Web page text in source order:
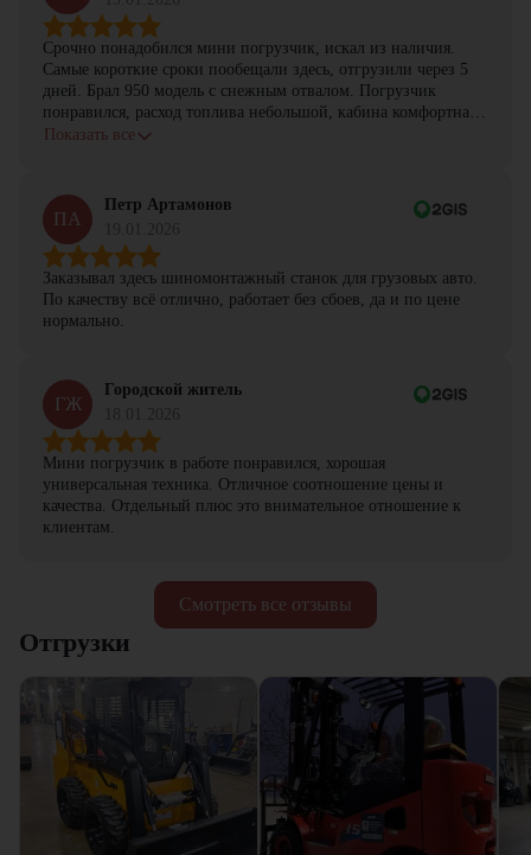
Смотреть все отзывы
Срочно понадобился мини погрузчик, искал из наличия.
Самые короткие сроки пообещали здесь, отгрузили через 5
дней. Брал 950 модель с снежным отвалом. Погрузчик
понравился, расход топлива небольшой, кабина комфортная,
с задачами справляется.
Показать все
ПА
Петр Артамонов
Заказывал здесь шиномонтажный станок для грузовых авто.
По качеству всё отлично, работает без сбоев, да и по цене
нормально.
ГЖ
Городской житель
Мини погрузчик в работе понравился, хорошая
универсальная техника. Отличное соотношение цены и
качества. Отдельный плюс это внимательное отношение к
клиентам.
Отгрузки